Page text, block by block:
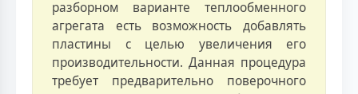
разборном варианте теплообменного
агрегата есть возможность добавлять
пластины с целью увеличения его
производительности. Данная процедура
требует предварительно поверочного